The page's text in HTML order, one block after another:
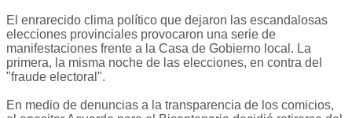
El enrarecido clima político que dejaron las escandalosas
elecciones provinciales provocaron una serie de
manifestaciones frente a la Casa de Gobierno local. La
primera, la misma noche de las elecciones, en contra del
"fraude electoral".
En medio de denuncias a la transparencia de los comicios,